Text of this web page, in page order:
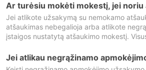
Ar turėsiu mokėti mokestį, jei noriu
Jei atlikote užsakymą su nemokamo
atšaukimas nebegalioja arba atlikote
įstaigos nustatytą atšaukimo mokestį.
Jei atlikau negrąžinamo